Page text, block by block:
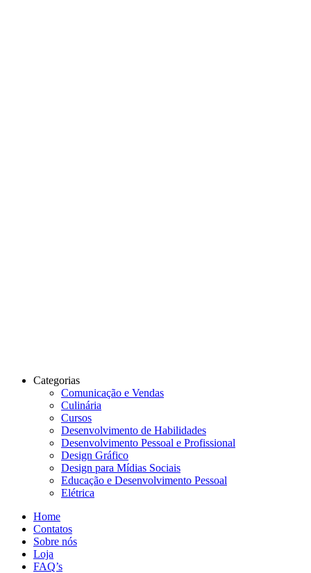
Categorias
Comunicação e Vendas
Culinária
Cursos
Desenvolvimento de Habilidades
Desenvolvimento Pessoal e Profissional
Design Gráfico
Design para Mídias Sociais
Educação e Desenvolvimento Pessoal
Elétrica
Home
Contatos
Sobre nós
Loja
FAQ’s